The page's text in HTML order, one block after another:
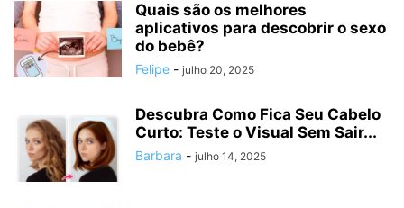
Quais são os melhores
aplicativos para descobrir o sexo
do bebê?
Felipe - julho 20, 2025
Descubra Como Fica Seu Cabelo
Curto: Teste o Visual Sem Sair...
Barbara - julho 14, 2025